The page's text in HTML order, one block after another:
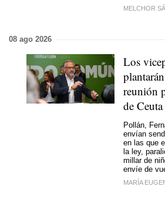
MELCHOR
08 ago 2026
Los
reunión
de Ceuta
Pollán,
envían
en las que
la ley,
millar de
envíe de
MARÍA